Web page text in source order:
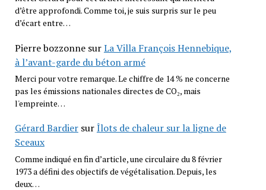
d’être approfondi. Comme toi, je suis surpris sur le peu
d’écart entre…
Pierre bozzonnesurLa Villa François Hennebique,
à l’avant-garde du béton armé
Merci pour votre remarque. Le chiffre de 14 % ne concerne
pas les émissions nationales directes de CO₂, mais
l'empreinte…
Gérard BardiersurÎlots de chaleur sur la ligne de
Sceaux
Comme indiqué en fin d’article, une circulaire du 8 février
1973 a défini des objectifs de végétalisation. Depuis, les
deux…